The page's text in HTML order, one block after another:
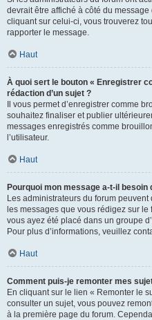
devrait être affiché à côté du
cliquant sur celui-ci, vous trouverez
rapporter le message.
Haut
À quoi sert le bouton « Enregistrer
rédaction d’un sujet ?
Il vous permet d’enregistrer comme
souhaitez finaliser et publier
messages enregistrés comme
l’utilisateur.
Haut
Pourquoi mon message a-t-il besoin
Les administrateurs du forum
les messages que vous rédigez sur
vous ayez été placé dans un groupe
Pour plus d’informations, veuillez
Haut
Comment puis-je remonter mes
En cliquant sur le lien « Remonter le
consulter un sujet, vous pouvez
à la première page du forum.